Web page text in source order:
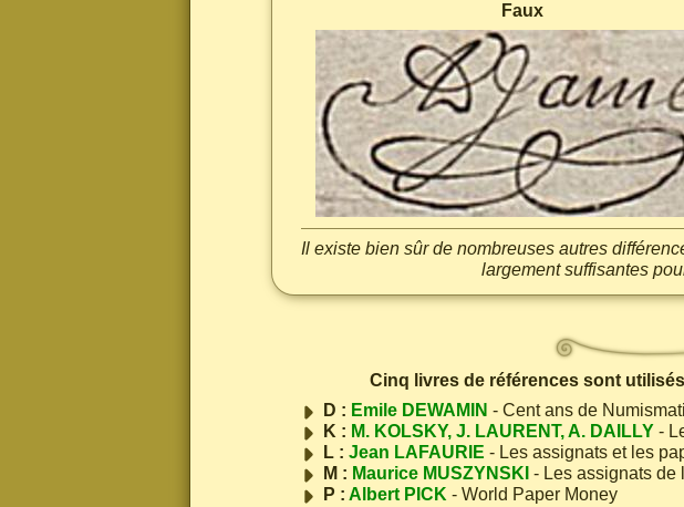
Faux
Il existe bien sûr de nombreuses autres
largement suffisantes
Cinq livres de références sont
D : Emile DEWAMIN - Cent ans de
K : M. KOLSKY, J. LAURENT, A. DAILLY -
L : Jean LAFAURIE - Les assignats et les
M : Maurice MUSZYNSKI - Les assignats de
P : Albert PICK - World Paper Money